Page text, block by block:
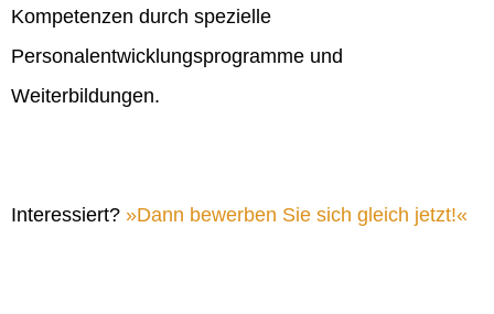
Kompetenzen durch spezielle
Personalentwicklungsprogramme und
Weiterbildungen.
Interessiert? Dann bewerben Sie sich gleich jetzt!